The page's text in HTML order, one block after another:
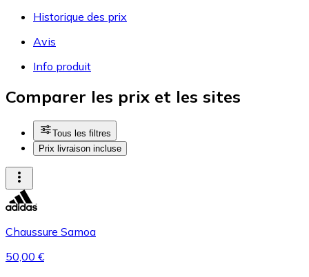
Historique des prix
Avis
Info produit
Comparer les prix et les sites
Tous les filtres
Prix livraison incluse
Chaussure Samoa
50,00 €